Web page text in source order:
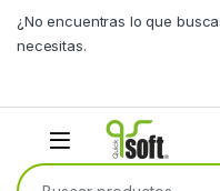
¿No encuentras lo que
necesitas.
Buscar por: